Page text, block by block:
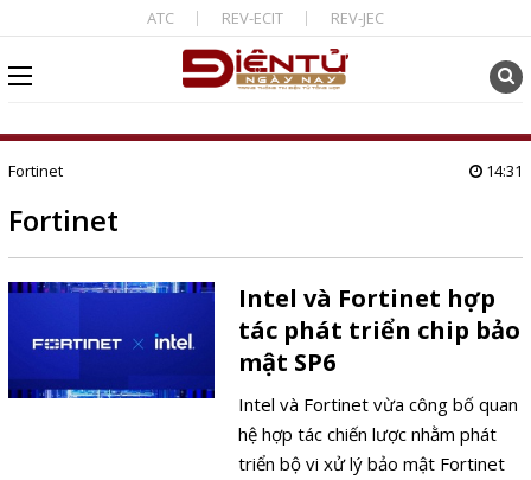
ATC REV-ECIT REV-JEC
Fortinet 14:31
Fortinet
Intel và Fortinet hợp
tác phát triển chip bảo
mật SP6
Intel và Fortinet vừa công bố quan
hệ hợp tác chiến lược nhằm phát
triển bộ vi xử lý bảo mật Fortinet